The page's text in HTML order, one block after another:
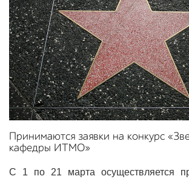
Принимаются заявки на конкурс
кафедры ИТМО»
С 1 по 21 марта осуществляется